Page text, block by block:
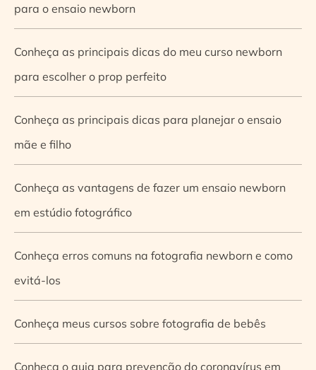
para o ensaio newborn
Conheça as principais dicas do meu curso newborn
para escolher o prop perfeito
Conheça as principais dicas para planejar o ensaio
mãe e filho
Conheça as vantagens de fazer um ensaio newborn
em estúdio fotográfico
Conheça erros comuns na fotografia newborn e como
evitá-los
Conheça meus cursos sobre fotografia de bebês
Conheça o guia para prevenção do coronavírus em